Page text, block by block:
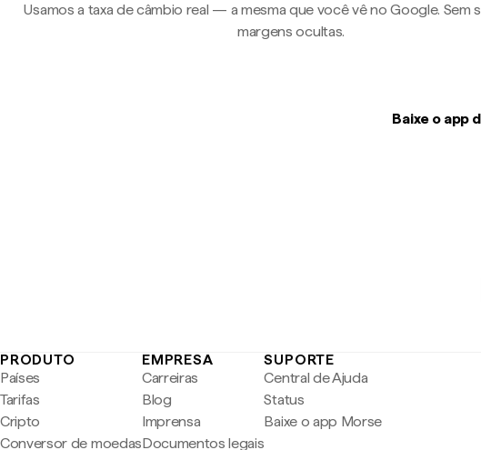
Usamos a taxa de câmbio real — a mesma que você vê no Google. Sem
margens ocultas.
Baixe o app
PRODUTO
Países
Tarifas
Cripto
Conversor de moedas
EMPRESA
Carreiras
Blog
Imprensa
Documentos legais
SUPORTE
Central de Ajuda
Status
Baixe o app Morse